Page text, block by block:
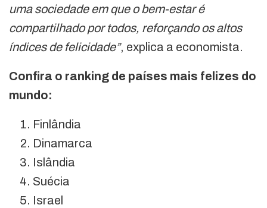
uma sociedade em que o bem-estar é
compartilhado por todos, reforçando os altos
índices de felicidade”, explica a economista.
Confira o ranking de países mais felizes do
mundo:
Finlândia
Dinamarca
Islândia
Suécia
Israel